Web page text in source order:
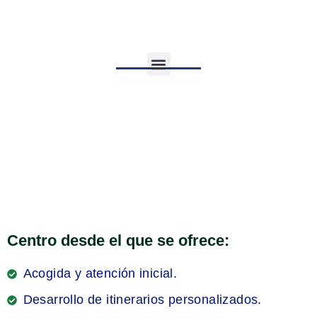
Centro de Orientación y Empleo
Centro desde el que se ofrece:
Acogida y atención inicial.
Desarrollo de itinerarios personalizados.